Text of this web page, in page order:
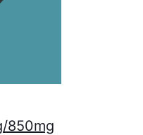
850mg